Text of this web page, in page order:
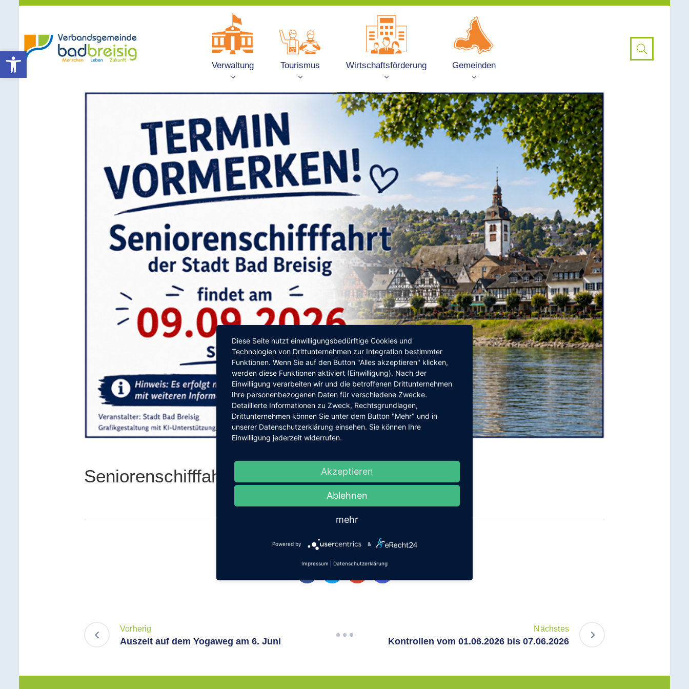
Werkzeugleiste öffnen
Verwaltung Tourismus Wirtschaftsförderung Gemeinden
Seniorenschifffahrt der Stadt Bad Breisig
Share Article
Vorherig
Auszeit auf dem Yogaweg am 6. Juni
Nächstes
Kontrollen vom 01.06.2026 bis 07.06.2026
Diese Seite nutzt einwilligungsbedürftige Cookies und
Technologien von Drittunternehmen zur Integration bestimmter
Funktionen. Wenn Sie auf den Button "Alles akzeptieren" klicken,
werden diese Funktionen aktiviert (Einwilligung). Nach der
Einwilligung verarbeiten wir und die betroffenen Drittunternehmen
Ihre personenbezogenen Daten für verschiedene Zwecke.
Detaillierte Informationen zu Zweck, Rechtsgrundlagen,
Drittunternehmen können Sie unter dem Button "Mehr" und in
unserer Datenschutzerklärung einsehen. Sie können Ihre
Einwilligung jederzeit widerrufen.
Akzeptieren
Ablehnen
mehr
Powered by &
Impressum Datenschutzerklärung